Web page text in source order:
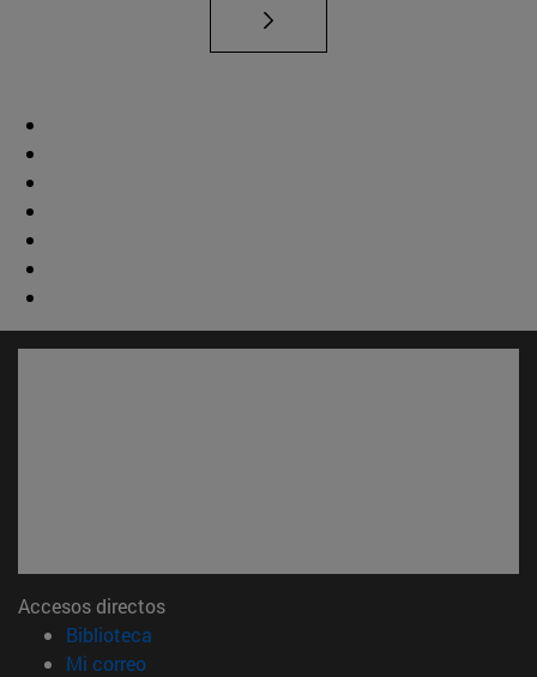
Accesos directos
Biblioteca
Mi correo(abre en nueva ventana)